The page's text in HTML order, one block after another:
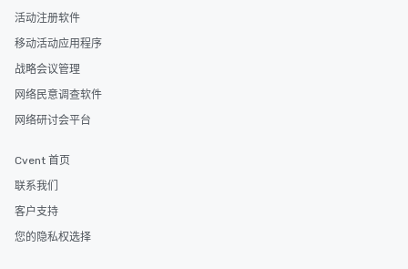
活动注册软件
移动活动应用程序
战略会议管理
网络民意调查软件
网络研讨会平台
Cvent 首页
联系我们
客户支持
您的隐私权选择